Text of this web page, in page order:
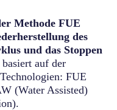
Methode FUE
des
und das Stoppen
auf der
FUE
(Water Assisted)